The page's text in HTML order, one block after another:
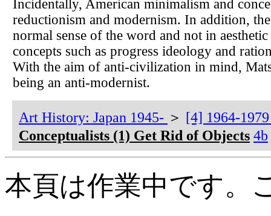
Incidentally, American minimalism and
reductionism and modernism. In addition,
normal sense of the word and not in
concepts such as progress ideology and
With the aim of anti-civilization in mind,
being an anti-modernist.
Art History: Japan 1945- ＞ [4] 1964-
Conceptualists (1) Get Rid of Objects 4b
本頁は作業中です。